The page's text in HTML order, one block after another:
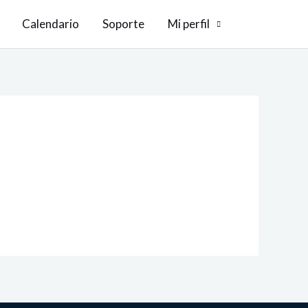
Calendario Soporte Mi perfil